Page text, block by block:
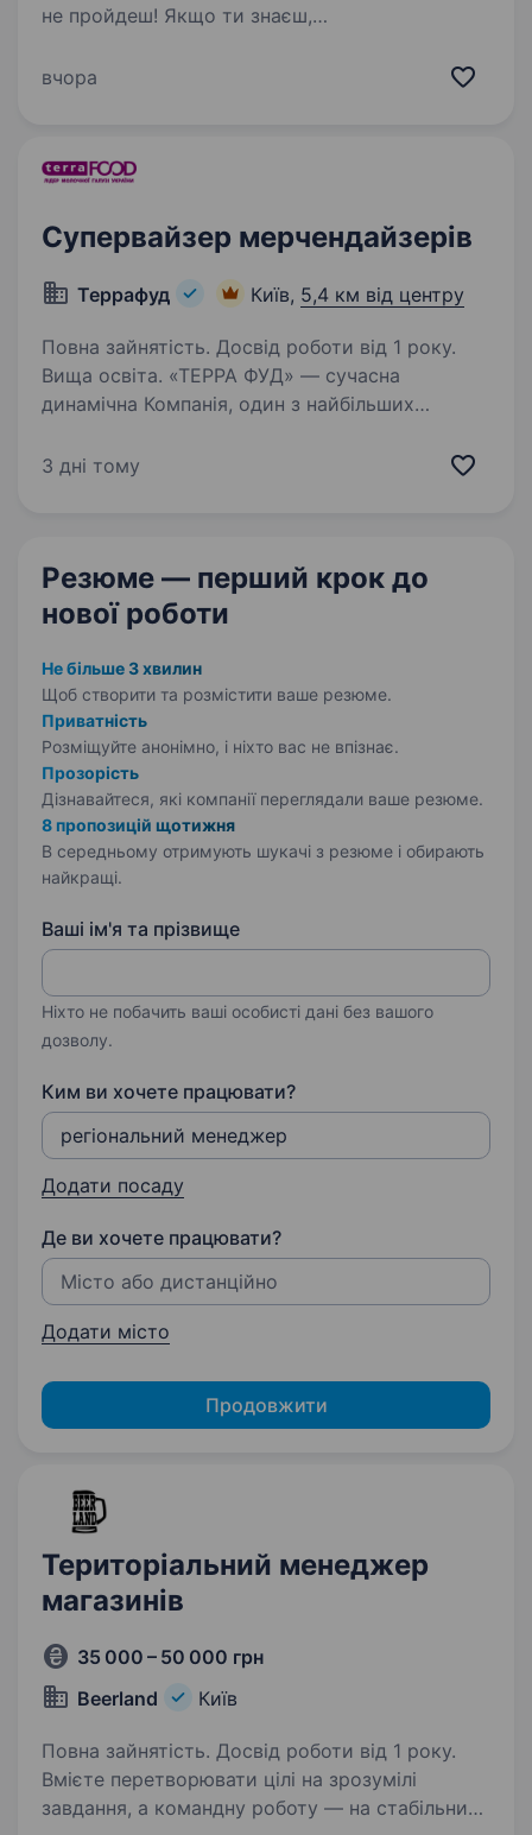
не пройдеш! Якщо ти знаєш,
ЗАПАМ’ЯТАТИСЬ… А ще маєш досвід
Шукаємо…
вчора
Супервайзер мерчендайзерів
Террафуд Київ, 5,4 км від центру
Повна зайнятість. Досвід роботи від 1 року.
Вища освіта. «ТЕРРА ФУД» — сучасна
динамічна Компанія, один з найбільших
ми понад 20 років створюємо доступні
3 дні тому
Резюме — перший крок до
нової роботи
Не більше 3 хвилин
Щоб створити та розмістити ваше резюме.
Приватність
Розміщуйте анонімно, і ніхто вас не впізнає.
Прозорість
Дізнавайтеся, які компанії переглядали ваше резюме.
8 пропозицій щотижня
В середньому отримують шукачі з резюме і обирають
найкращі.
Ваші ім'я та прізвище
Ніхто не побачить ваші особисті дані без вашого
дозволу.
Ким ви хочете працювати?
Додати посаду
Де ви хочете працювати?
Додати місто
Продовжити
Територіальний менеджер
магазинів
35 000 – 50 000 грн
Beerland
Київ
Повна зайнятість. Досвід роботи від 1 року.
Вмієте перетворювати цілі на зрозумілі
завдання, а командну роботу — на стабільний